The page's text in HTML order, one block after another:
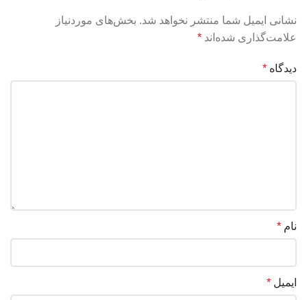
نشانی ایمیل شما منتشر نخواهد شد. بخش‌های موردنیاز
علامت‌گذاری شده‌اند *
دیدگاه *
نام *
ایمیل *